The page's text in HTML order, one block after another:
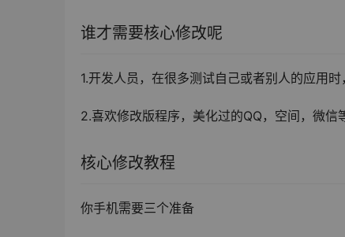
谁才需要核心修改呢
1.开发人员，在很多测试自己或者别人的应用
2.喜欢修改版程序，美化过的QQ，空间，微
核心修改教程
你手机需要三个准备